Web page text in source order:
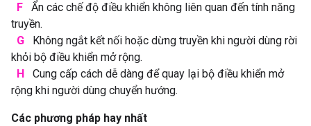
F
Ẩn các chế độ điều khiển không liên quan đến tính năng
truyền.
G
Không ngắt kết nối hoặc dừng truyền khi người dùng rời
khỏi bộ điều khiển mở rộng.
H
Cung cấp cách dễ dàng để quay lại bộ điều khiển mở
rộng khi người dùng chuyển hướng.
Các phương pháp hay nhất